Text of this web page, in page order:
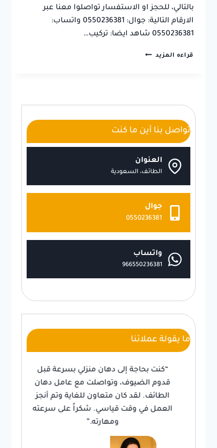
بالتالي، للحجز او الاستفسار تواصلوا معنا عبر
الارقام التالية: جوال: 0550236381 واتساب:
0550236381 شاهد ايضا: تركيب…
قراءه المزيد ديكورات
بديل
الطائف
تواصل بنا أين ما كنت
العنوان
الطائف، السعودية
جوال
0550236381
واتساب
966550236381
ما يقولة عملائنا
“كنت بحاجة إلى دهان منزلي بسرعة قبل
قدوم الضيوف، وتواصلت مع عامل دهان
الطائف. لقد كان متعاون للغاية وتم أنجز
العمل في وقت قياسي. شكراً على سرعته
ومهارته.”